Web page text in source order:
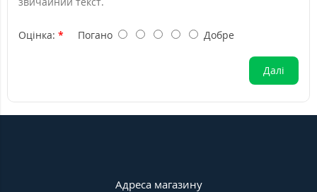
Оцінка: Погано Добре
Далі
Адреса магазину